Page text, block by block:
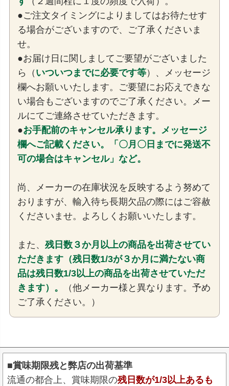
●ご注文タイミングによりましてはお待たせす
る場合がございますので、ご了承くださいま
せ。
●お届け日に関しましてご要望がございました
ら（ いついつまでに必要です等）、メッセージ
欄へお願いいたします。ご要望にお応えできな
い場合もございますのでご了承ください。メー
ルにてご連絡させていただきます。
●お手配前のキャンセル承ります。メッセージ
欄へご記載ください。「〇月〇日までに発送不
可の場合はキャンセル」など。
尚、メーカーの在庫状況を反映するよう努めて
おりますが、輸入待ち長期欠品の際にはご容赦
くださいませ。よろしくお願いいたします。
また、 残日数３か月以上の商品を出荷させてい
ただきます（残日数1/3が３か月に満たない商
品は残日数1/3以上の商品を出荷させていただ
きます）。
（他メーカー様と異なります。予め
ご了承ください。）
■賞味期限残と弊店の出荷基準
流通の都合上、賞味期限の残日数が1/3以上あるも